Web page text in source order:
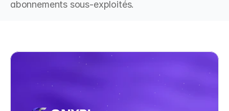
abonnements sous-exploités.